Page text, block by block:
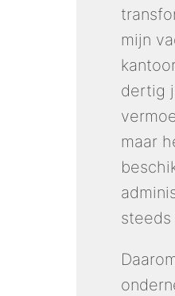
mijn
dertig
maar
steeds